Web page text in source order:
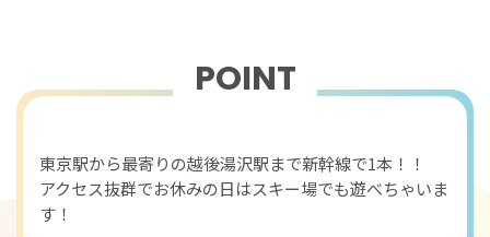
POINT
東京駅から最寄りの越後湯沢駅まで新幹線で1本！！
アクセス抜群でお休みの日はスキー場でも遊べちゃいま
す！